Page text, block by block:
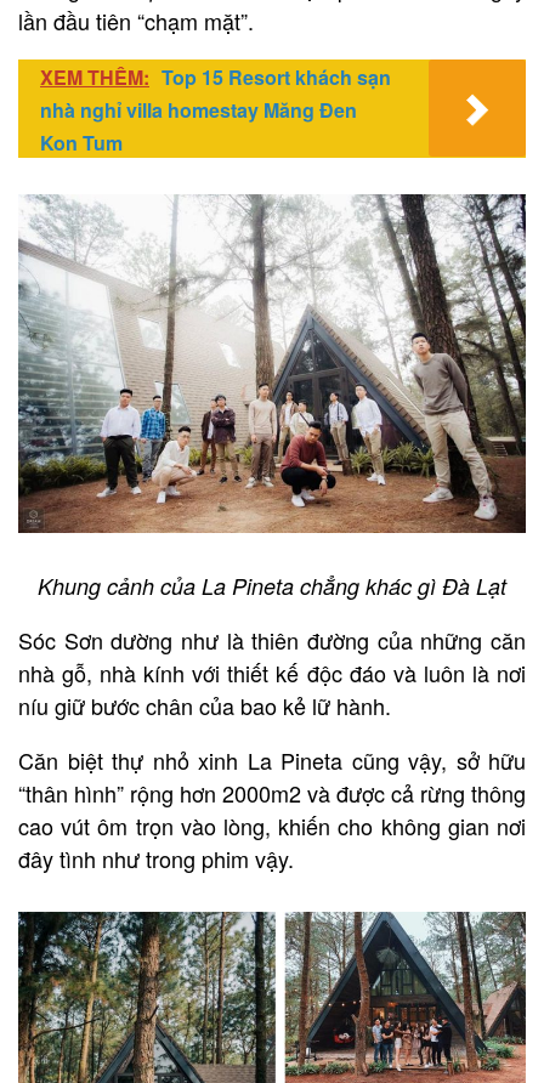
lần đầu tiên “chạm mặt”.
XEM THÊM: Top 15 Resort khách sạn
nhà nghỉ villa homestay Măng Đen
Kon Tum
Khung cảnh của La Pineta chẳng khác gì Đà Lạt
Sóc Sơn dường như là thiên đường của những căn
nhà gỗ, nhà kính với thiết kế độc đáo và luôn là nơi
níu giữ bước chân của bao kẻ lữ hành.
Căn biệt thự nhỏ xinh La Pineta cũng vậy, sở hữu
“thân hình” rộng hơn 2000m2 và được cả rừng thông
cao vút ôm trọn vào lòng, khiến cho không gian nơi
đây tình như trong phim vậy.